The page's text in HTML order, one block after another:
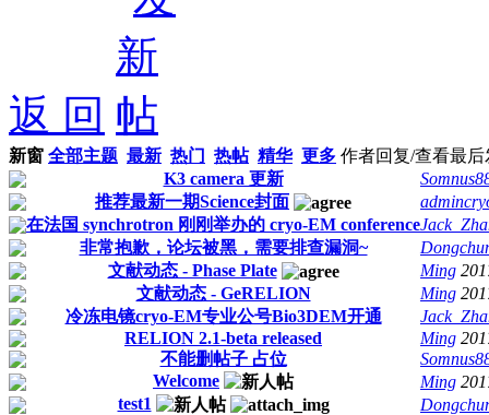
返 回
新窗 全部主题 最新 热门 热帖 精华 更多 作者回复/查看最后
K3 camera 更新
推荐最新一期Science封面
在法国 synchrotron 刚刚举办的 cryo-EM conference
非常抱歉，论坛被黑，需要排查漏洞~
文献动态 - Phase Plate
Ming
文献动态 - GeRELION
Ming
冷冻电镜cryo-EM专业公号Bio3DEM开通
RELION 2.1-beta released
Ming
不能删帖子 占位
Welcome
Ming
test1